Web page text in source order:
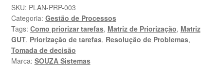
Problemas
Excel
SOUZA
Sistemas
quantidade
SKU: PLAN-PRP-003
Categoria: Gestão de Processos
Tags: Como priorizar tarefas, Matriz de Priorização, Matriz
GUT, Priorização de tarefas, Resolução de Problemas,
Tomada de decisão
Marca: SOUZA Sistemas